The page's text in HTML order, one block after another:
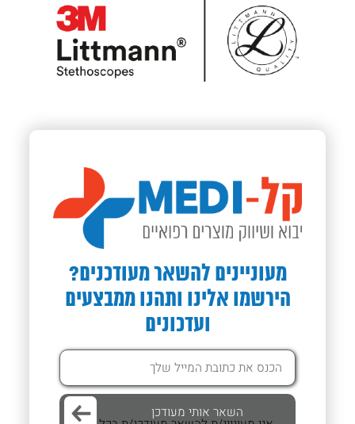
מעוניינים להשאר מעודכנים?
הירשמו אלינו ותהנו ממבצעים
ועדכונים